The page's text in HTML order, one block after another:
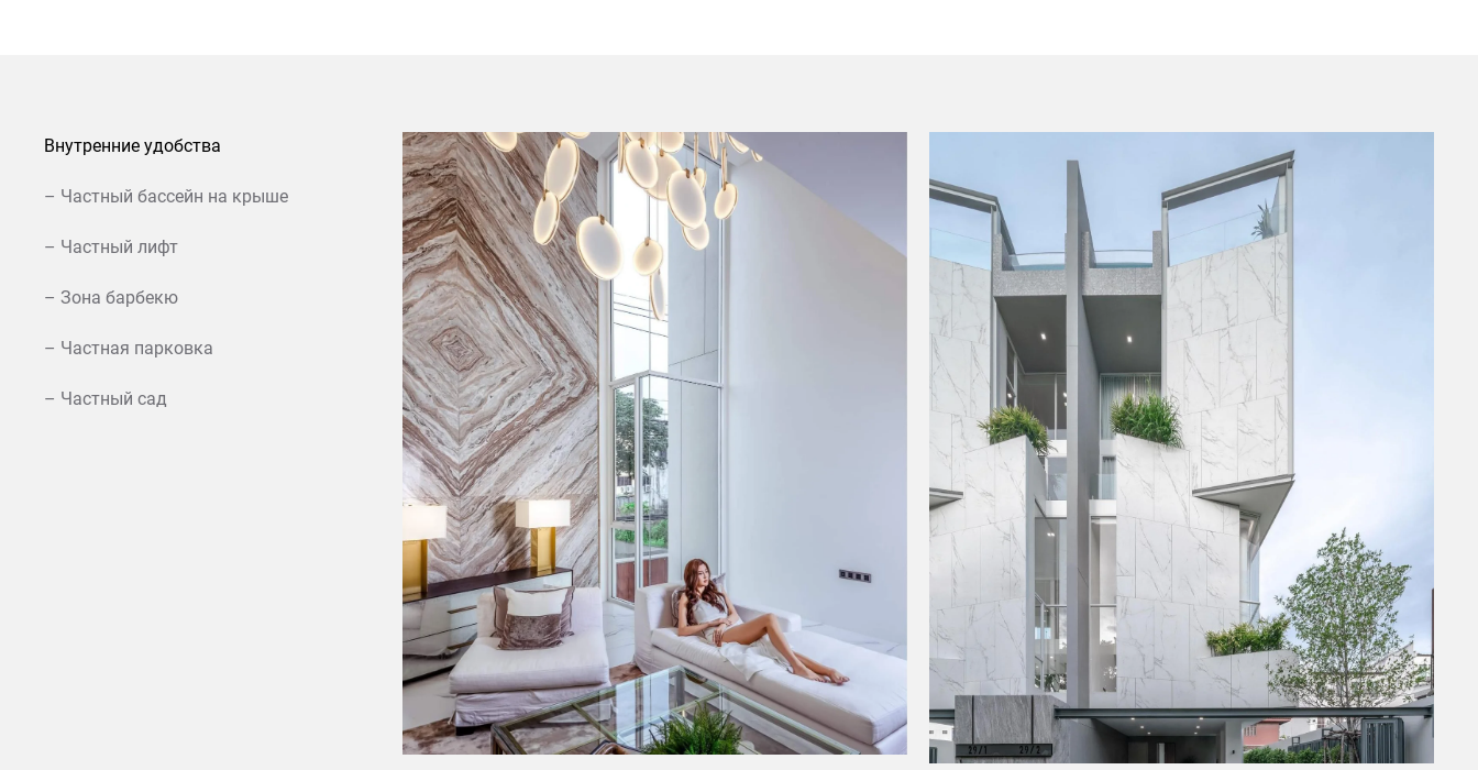
Внутренние удобства
– Частный бассейн на крыше
– Частный лифт
– Зона барбекю
– Частная парковка
– Частный сад